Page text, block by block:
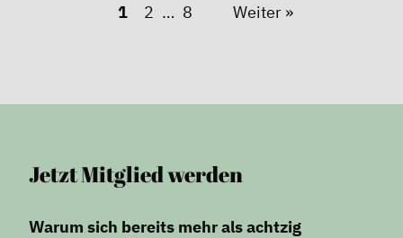
1 2 8 Weiter »
Jetzt Mitglied werden
Warum sich bereits mehr als achtzig